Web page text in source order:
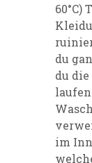
60°C)
du
du
im